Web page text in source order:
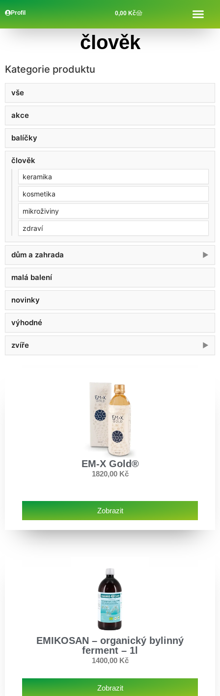
0,00 Kč
Profil
člověk
Kategorie produktu
vše
akce
balíčky
člověk
keramika
kosmetika
mikroživiny
zdraví
dům a zahrada
malá balení
novinky
výhodné
zvíře
EM-X Gold®
1820,00 Kč
Zobrazit
EMIKOSAN – organický bylinný
ferment – 1l
1400,00 Kč
Zobrazit